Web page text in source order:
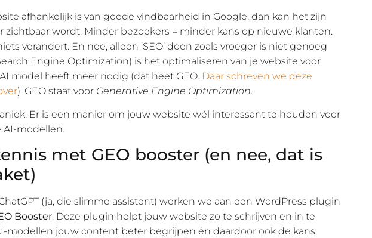
afhankelijk is van goede vindbaarheid in Google, dan kan het zijn
zichtbaar wordt. Minder bezoekers = minder kans op nieuwe klanten.
verandert. En nee, alleen ‘SEO’ doen zoals vroeger is niet genoeg
Engine Optimization) is het optimaliseren van je website voor
model heeft meer nodig (dat heet GEO. Daar schreven we deze
). GEO staat voor Generative Engine Optimization.
Er is een manier om jouw website wél interessant te houden voor
AI-modellen.
met GEO booster (en nee, dat is
(ja, die slimme assistent) werken we aan een WordPress plugin
Booster. Deze plugin helpt jouw website zo te schrijven en in te
modellen jouw content beter begrijpen én daardoor ook de kans